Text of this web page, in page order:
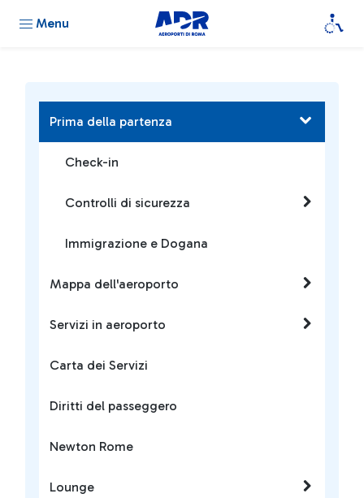
Menu
Prima della partenza
Check-in
Controlli di sicurezza
Immigrazione e Dogana
Mappa dell'aeroporto
Servizi in aeroporto
Carta dei Servizi
Diritti del passeggero
Newton Rome
Lounge